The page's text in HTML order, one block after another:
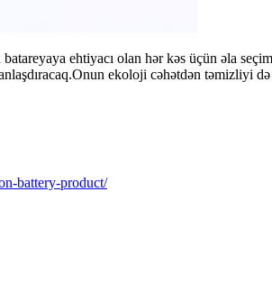
ehtiyacı olan hər kəs üçün əla
ekoloji cəhətdən təmizliyi
battery-product/